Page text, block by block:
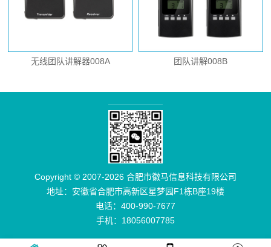
无线团队讲解器008A 团队讲解008B
Copyright © 2007-2026 合肥市徽马信息科技有限公司
地址：安徽省合肥市高新区星梦园F1栋B座19楼
电话：400-990-7677
手机：18056007785